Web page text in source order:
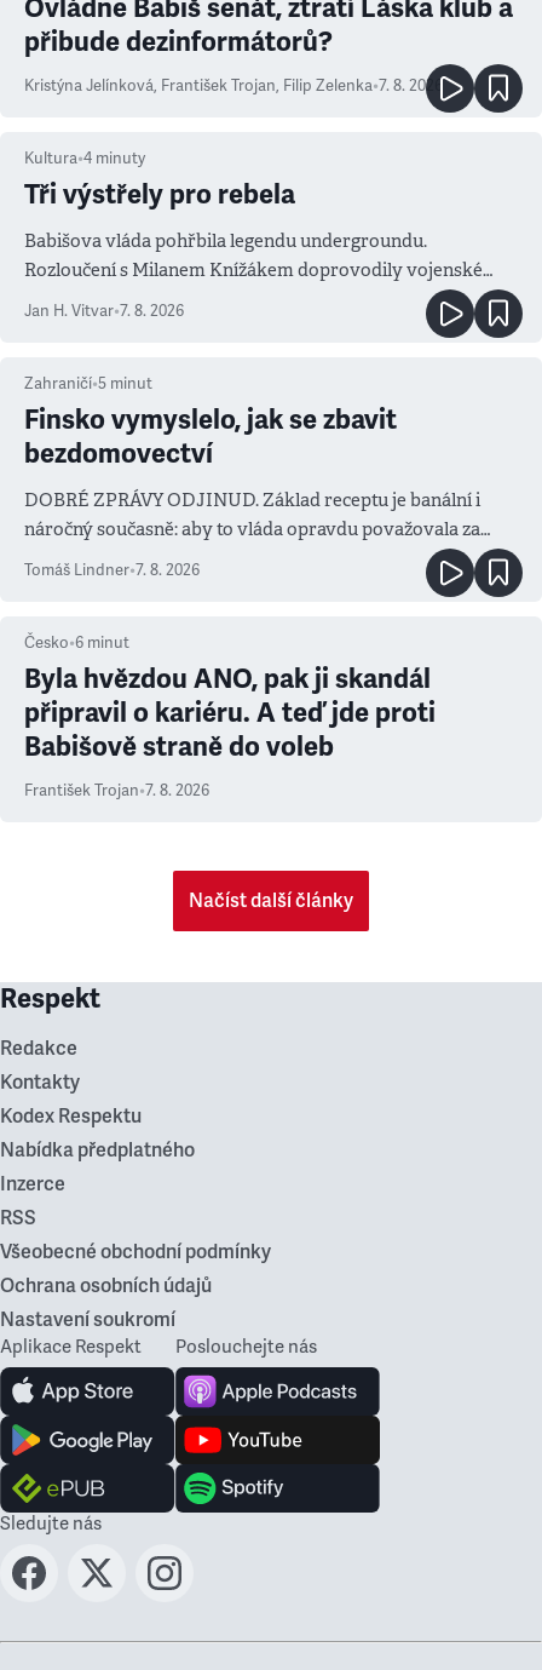
Ovládne Babiš senát, ztratí Láska klub a
přibude dezinformátorů?
Kristýna Jelínková, František Trojan, Filip Zelenka•7. 8. 2026
Kultura•4 minuty
Tři výstřely pro rebela
Babišova vláda pohřbila legendu undergroundu.
Rozloučení s Milanem Knížákem doprovodily vojenské
Jan H. Vitvar•7. 8. 2026
Zahraničí•5 minut
Finsko vymyslelo, jak se zbavit
bezdomovectví
DOBRÉ ZPRÁVY ODJINUD. Základ receptu je banální i
náročný současně: aby to vláda opravdu považovala za
Tomáš Lindner•7. 8. 2026
Česko•6 minut
Byla hvězdou ANO, pak ji skandál
připravil o kariéru. A teď jde proti
Babišově straně do voleb
František Trojan•7. 8. 2026
Načíst další články
Respekt
Redakce
Kontakty
Kodex Respektu
Nabídka předplatného
Inzerce
RSS
Všeobecné obchodní podmínky
Ochrana osobních údajů
Nastavení soukromí
Aplikace Respekt Poslouchejte nás
Sledujte nás